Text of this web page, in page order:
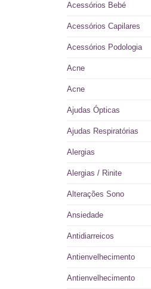
Acessórios Bebé
Acessórios Capilares
Acessórios Podologia
Acne
Acne
Ajudas Ópticas
Ajudas Respiratórias
Alergias
Alergias / Rinite
Alterações Sono
Ansiedade
Antidiarreicos
Antienvelhecimento
Antienvelhecimento